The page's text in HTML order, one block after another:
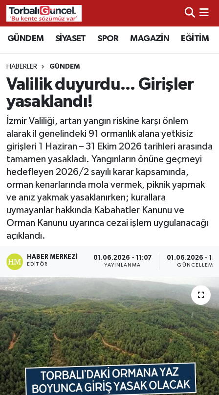
GÜNDEM SİYASET SPOR MAGAZİN EĞİTİM
HABERLER GÜNDEM
Valilik duyurdu... Girişler
yasaklandı!
İzmir Valiliği, artan yangın riskine karşı önlem
alarak il genelindeki 91 ormanlık alana yetkisiz
girişleri 1 Haziran – 31 Ekim 2026 tarihleri arasında
tamamen yasakladı. Yangınların önüne geçmeyi
hedefleyen 2026/2 sayılı karar kapsamında,
orman kenarlarında mola vermek, piknik yapmak
ve anız yakmak yasaklanırken; kurallara
uymayanlar hakkında Kabahatler Kanunu ve
Orman Kanunu uyarınca cezai işlem uygulanacağı
açıklandı.
HABER MERKEZI
EDITÖR
01.06.2026 - 11:07
YAYINLANMA
01.06.2026 -
GÜNCELLEME
İzmir Nöbetçi Eczaneler
İzmir Hava Durumu
İzmir Namaz Vakitleri
Süper Lig Puan Durumu ve Fikstür
Tüm Manşetler
Son Dakika Haberleri
Haber Arşivi